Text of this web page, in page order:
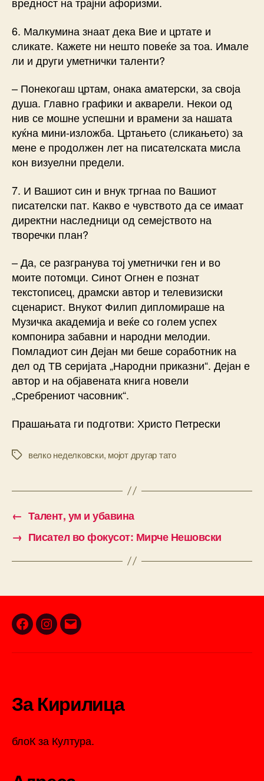
6. Малкумина знаат дека Вие и цртате и
сликате. Кажете ни нешто повеќе за тоа. Имале
ли и други уметнички таленти?
– Понекогаш цртам, онака аматерски, за своја
душа. Главно графики и акварели. Некои од
нив се мошне успешни и врамени за нашата
куќна мини-изложба. Цртањето (сликањето) за
мене е продолжен лет на писателската мисла
кон визуелни предели.
7. И Вашиот син и внук тргнаа по Вашиот
писателски пат. Какво е чувството да се имаат
директни наследници од семејството на
творечки план?
– Да, се разгранува тој уметнички ген и во
моите потомци. Синот Огнен е познат
текстописец, драмски автор и телевизиски
сценарист. Внукот Филип дипломираше на
Музичка академија и веќе со голем успех
компонира забавни и народни мелодии.
Помладиот син Дејан ми беше соработник на
дел од ТВ серијата „Народни приказни“. Дејан е
автор и на објавената книга новели
„Сребрениот часовник“.
Прашањата ги подготви: Христо Петрески
Tagsвелко неделковски, мојот другар тато
← Талент, ум и убавина
→ Писател во фокусот: Мирче Нешовски
Facebook
Instagram
Email
За Кирилица
блоК за Култура.